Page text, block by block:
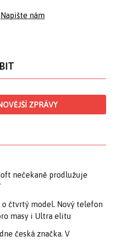
Napište nám
ZPRÁVY
nečekaně prodlužuje
o čtvrtý model. Nový telefon
masy i Ultra elitu
česká značka. V